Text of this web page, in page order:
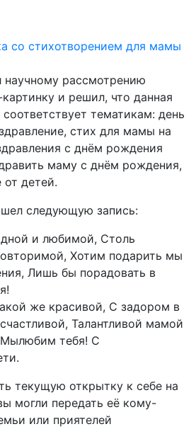
рассмотрению
и решил, что данная
тематикам: день
стих для мамы на
с днём рождения
маму с днём рождения,
детей.
следующую запись:
и любимой, Столь
Хотим подарить мы
Лишь бы порадовать в
же красивой, С задором в
Талантливой мамой
Мылюбим тебя! С
текущую открытку к себе на
могли передать её кому-
или приятелей